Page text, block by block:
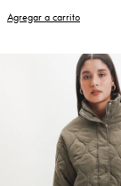
Agregar a carrito